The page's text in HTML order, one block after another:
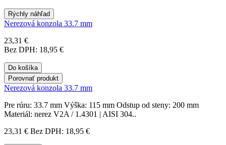
Rýchly náhľad
Nerezová konzola 33.7 mm
23,31 €
Bez DPH: 18,95 €
Do košíka
Porovnať produkt
Nerezová konzola 33.7 mm
Pre rúru: 33.7 mm Výška: 115 mm Odstup od steny: 200 mm
Materiál: nerez V2A / 1.4301 | AISI 304..
23,31 € Bez DPH: 18,95 €